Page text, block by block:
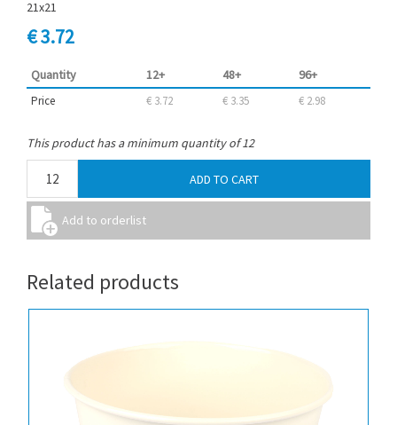
21x21
€ 3.72
Quantity 12+ 48+ 96+
Price € 3.72 € 3.35 € 2.98
This product has a minimum quantity of 12
Related products